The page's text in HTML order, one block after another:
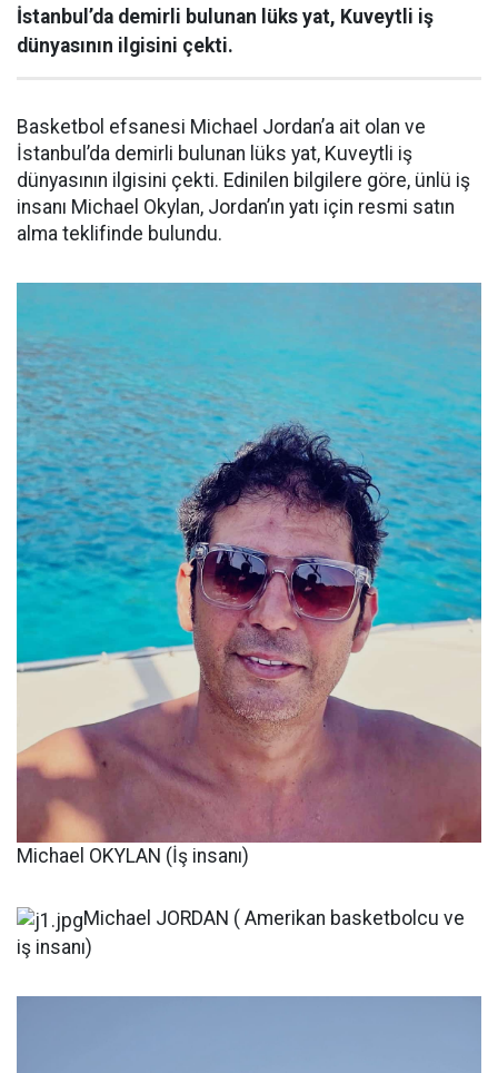
İstanbul’da demirli bulunan lüks yat, Kuveytli iş
dünyasının ilgisini çekti.
Basketbol efsanesi Michael Jordan’a ait olan ve
İstanbul’da demirli bulunan lüks yat, Kuveytli iş
dünyasının ilgisini çekti. Edinilen bilgilere göre, ünlü iş
insanı Michael Okylan, Jordan’ın yatı için resmi satın
alma teklifinde bulundu.
Michael OKYLAN (İş insanı)
Michael JORDAN ( Amerikan basketbolcu ve
iş insanı)